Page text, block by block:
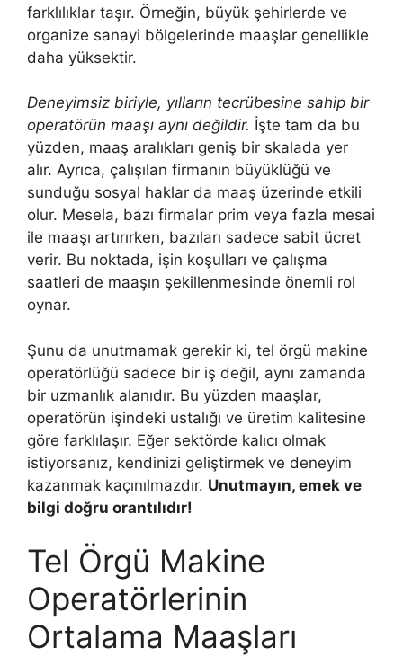
farklılıklar taşır. Örneğin, büyük şehirlerde ve
organize sanayi bölgelerinde maaşlar genellikle
daha yüksektir.
Deneyimsiz biriyle, yılların tecrübesine sahip bir
operatörün maaşı aynı değildir. İşte tam da bu
yüzden, maaş aralıkları geniş bir skalada yer
alır. Ayrıca, çalışılan firmanın büyüklüğü ve
sunduğu sosyal haklar da maaş üzerinde etkili
olur. Mesela, bazı firmalar prim veya fazla mesai
ile maaşı artırırken, bazıları sadece sabit ücret
verir. Bu noktada, işin koşulları ve çalışma
saatleri de maaşın şekillenmesinde önemli rol
oynar.
Şunu da unutmamak gerekir ki, tel örgü makine
operatörlüğü sadece bir iş değil, aynı zamanda
bir uzmanlık alanıdır. Bu yüzden maaşlar,
operatörün işindeki ustalığı ve üretim kalitesine
göre farklılaşır. Eğer sektörde kalıcı olmak
istiyorsanız, kendinizi geliştirmek ve deneyim
kazanmak kaçınılmazdır. Unutmayın, emek ve
bilgi doğru orantılıdır!
Tel Örgü Makine
Operatörlerinin
Ortalama Maaşları